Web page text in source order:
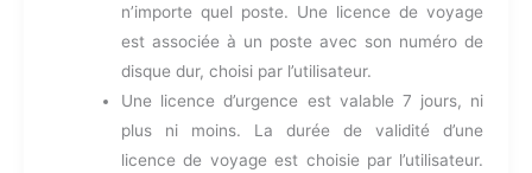
n’importe quel poste. Une licence de voyage
est associée à un poste avec son numéro de
disque dur, choisi par l’utilisateur.
Une licence d’urgence est valable 7 jours, ni
plus ni moins. La durée de validité d’une
licence de voyage est choisie par l’utilisateur.